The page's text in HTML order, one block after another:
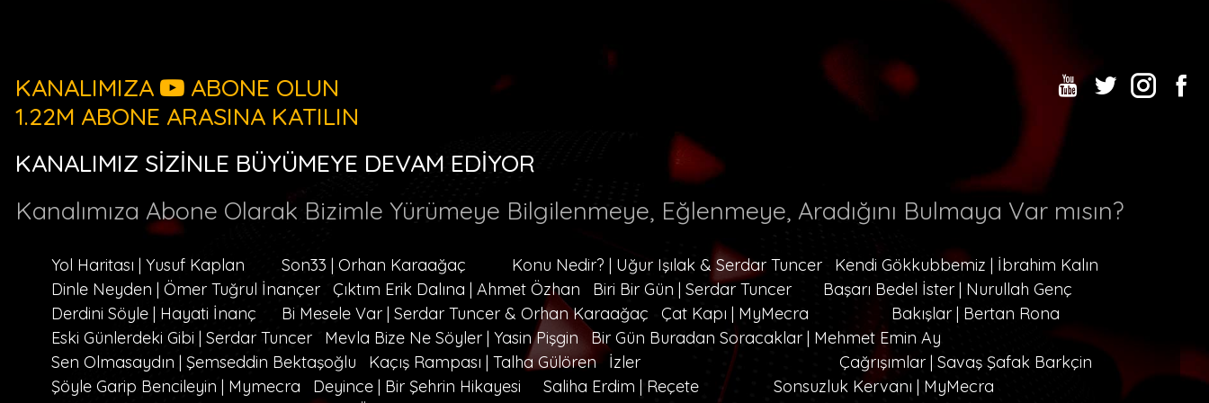
KANALIMIZA
ABONE OLUN
1.22M ABONE ARASINA KATILIN
KANALIMIZ SİZİNLE BÜYÜMEYE DEVAM EDİYOR
Kanalımıza Abone Olarak Bizimle Yürümeye Bilgilenmeye, Eğlenmeye, Aradığını Bulmaya Var mısın?
Yol Haritası | Yusuf Kaplan Son33 | Orhan Karaağaç Konu Nedir? | Uğur Işılak & Serdar Tuncer
Kendi Gökkubbemiz | İbrahim Kalın
Dinle Neyden | Ömer Tuğrul İnançer
Çıktım Erik Dalına | Ahmet Özhan Biri Bir Gün | Serdar Tuncer
Başarı Bedel İster | Nurullah Genç
Derdini Söyle | Hayati İnanç
Bi Mesele Var | Serdar Tuncer & Orhan Karaağaç Çat Kapı | MyMecra
Bakışlar | Bertan Rona
Eski Günlerdeki Gibi | Serdar Tuncer
Mevla Bize Ne Söyler | Yasin Pişgin
Bir Gün Buradan Soracaklar | Mehmet Emin Ay
Sen Olmasaydın | Şemseddin Bektaşoğlu
Kaçış Rampası | Talha Gülören İzler
Çağrışımlar | Savaş Şafak Barkçin
Şöyle Garip Bencileyin | Mymecra
Deyince | Bir Şehrin Hikayesi Saliha Erdim | Reçete
Sonsuzluk Kervanı | MyMecra